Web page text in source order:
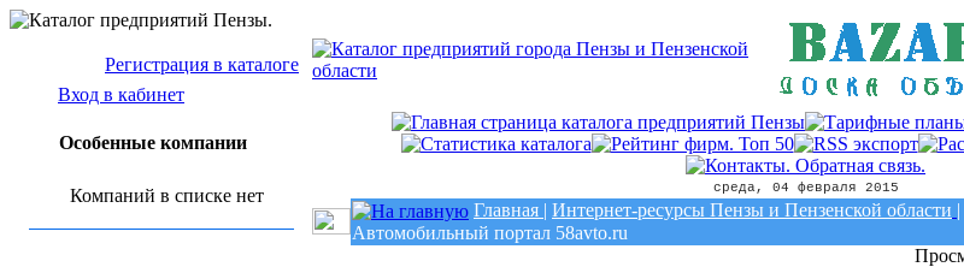
Регистрация в каталоге
Вход в кабинет
Особенные компании
Компаний в списке нет среда, 04 февраля 2015
Главная | Интернет-ресурсы Пензы и Пензенской области |
Автомобильный портал 58avto.ru